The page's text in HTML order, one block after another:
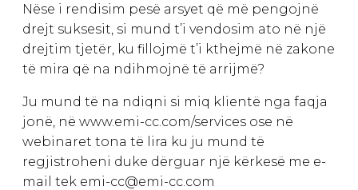
Nëse i rendisim pesë arsyet që më pengojnë
drejt suksesit, si mund t’i vendosim ato në një
drejtim tjetër, ku fillojmë t’i kthejmë në zakone
të mira që na ndihmojnë të arrijmë?
Ju mund të na ndiqni si miq klientë nga faqja
jonë, në www.emi-cc.com/services ose në
webinaret tona të lira ku ju mund të
regjistroheni duke dërguar një kërkesë me e-
mail tek emi-cc@emi-cc.com